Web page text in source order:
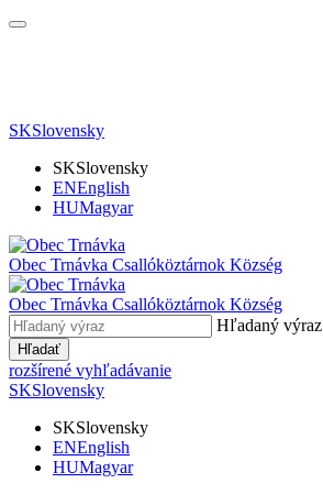
SKSlovensky
SKSlovensky
ENEnglish
HUMagyar
Obec Trnávka Csallóköztárnok Község
Obec Trnávka Csallóköztárnok Község
Hľadaný výraz
Hľadať
rozšírené vyhľadávanie
SKSlovensky
SKSlovensky
ENEnglish
HUMagyar